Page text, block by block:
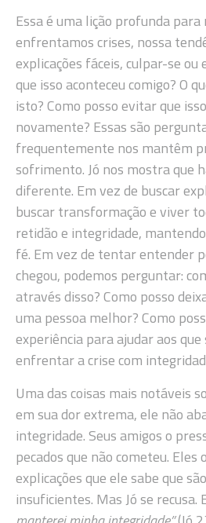
Essa é uma lição profunda para
enfrentamos crises, nossa
explicações fáceis, culpar-se ou
que isso aconteceu comigo? O
isto? Como posso evitar que
novamente? Essas são
frequentemente nos mantêm
sofrimento. Jó nos mostra que
diferente. Em vez de buscar
buscar transformação e viver
retidão e integridade,
fé. Em vez de tentar entender
chegou, podemos perguntar:
através disso? Como posso
uma pessoa melhor? Como
experiência para ajudar aos
enfrentar a crise com
Uma das coisas mais notáveis
em sua dor extrema, ele não
integridade. Seus amigos o
pecados que não cometeu.
explicações que ele sabe que
insuficientes. Mas Jó se recusa.